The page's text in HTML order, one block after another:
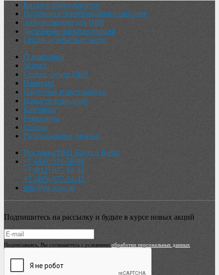
Каталог оборудования
Источники бесперебойного питания
Аккумуляторы для ИБП
Дизельные электростанции
Опции и запасные части
О компании
Услуги
Сервис-центр ИБП
Проекты
Партнеры и поставщики
Новости компании
Контакты
Реквизиты
Статьи
Персональные данные
Поставка ИБП Eaton и Riello
+7 (800) 511-70-94
+7 (812) 677-14-41
+7 (499) 677-14-41
info@en-kom.ru
Подпишитесь на рассылку и будьте в курсе новых акций
Подписываясь, Вы соглашаетесь с условиями обработки персональных данных